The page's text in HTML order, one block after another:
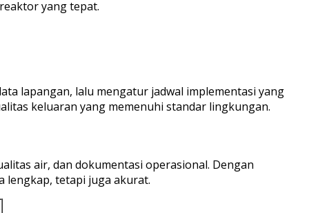
yang tepat.
lapangan, lalu mengatur jadwal implementasi yang
keluaran yang memenuhi standar lingkungan.
air, dan dokumentasi operasional. Dengan
lengkap, tetapi juga akurat.